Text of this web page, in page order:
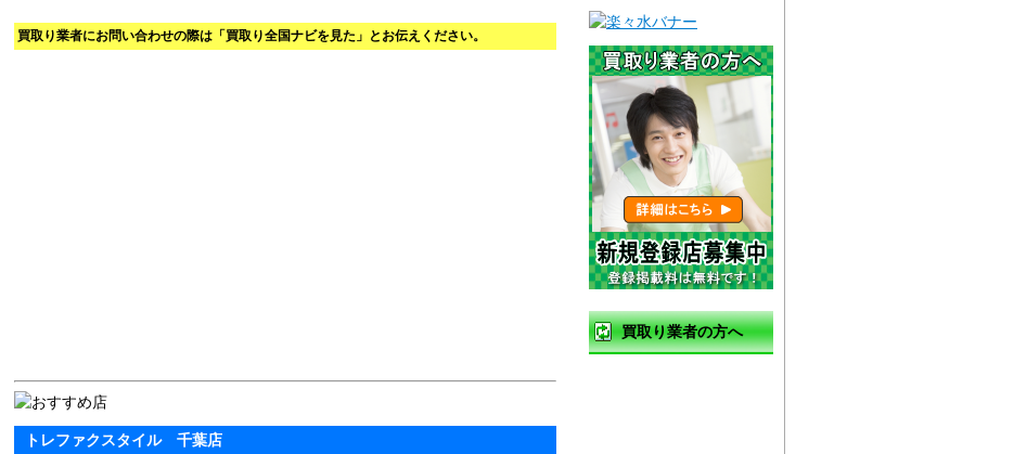
買取り業者にお問い合わせの際は「買取り全国ナビを見た」とお伝えください。
トレファクスタイル 千葉店
買取り業者の方へ